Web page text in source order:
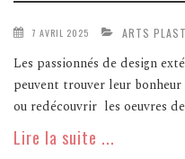
7 AVRIL 2025 ARTS
Les passionnés de design
peuvent trouver leur
ou redécouvrir les oeuvres
Lire la suite ...